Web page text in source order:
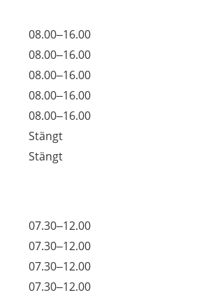
08.00–16.00
08.00–16.00
08.00–16.00
08.00–16.00
08.00–16.00
Stängt
Stängt
07.30–12.00
07.30–12.00
07.30–12.00
07.30–12.00